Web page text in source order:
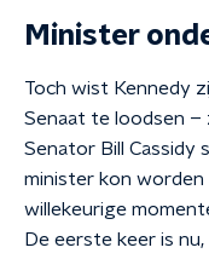
Minister
Toch wist Kennedy
Senaat te loodsen –
Senator Bill Cassidy
minister kon worden
willekeurige
De eerste keer is